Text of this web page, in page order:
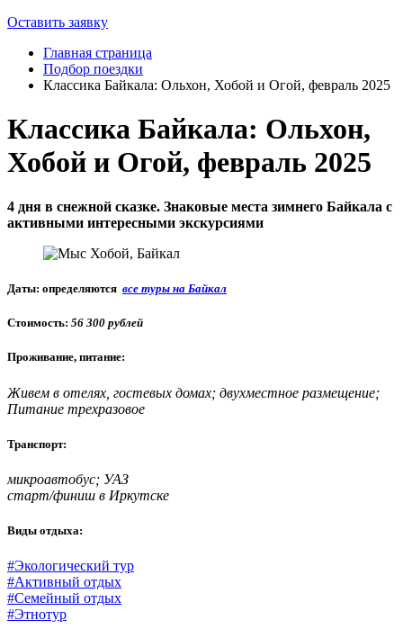
Оставить заявку
Главная страница
Подбор поездки
Классика Байкала: Ольхон, Хобой и Огой, февраль 2025
Классика Байкала: Ольхон,
Хобой и Огой, февраль 2025
4 дня в снежной сказке. Знаковые места зимнего Байкала с
активными интересными экскурсиями
Даты: определяются все туры на Байкал
Стоимость: 56 300 рублей
Проживание, питание:
Живем в отелях, гостевых домах; двухместное размещение;
Питание трехразовое
Транспорт:
микроавтобус; УАЗ
старт/финиш в Иркутске
Виды отдыха:
#Экологический тур
#Активный отдых
#Семейный отдых
#Этнотур